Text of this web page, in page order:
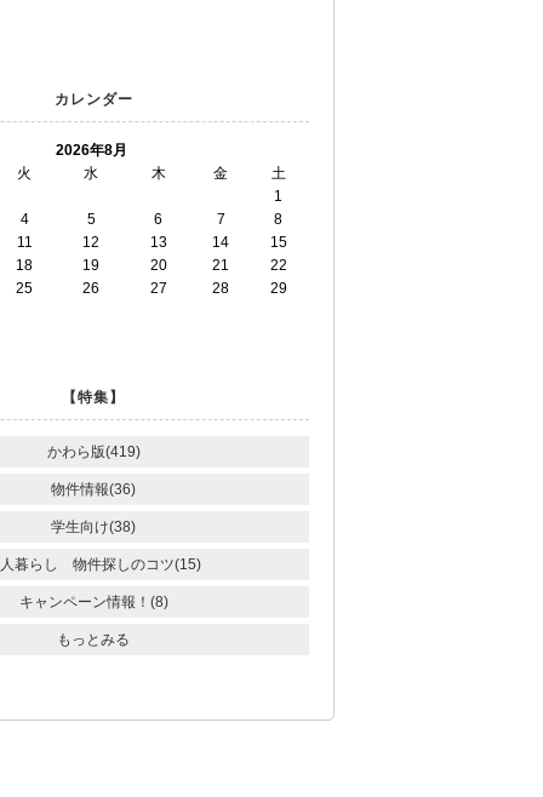
カレンダー
2026年8月
火 水 木 金
土
1
4 5 6 7
8
11 12 13 14
15
18 19 20 21
22
25 26 27 28
29
【特集】
かわら版(419)
物件情報(36)
学生向け(38)
暮らし 物件探しのコツ(15)
キャンペーン情報！(8)
もっとみる